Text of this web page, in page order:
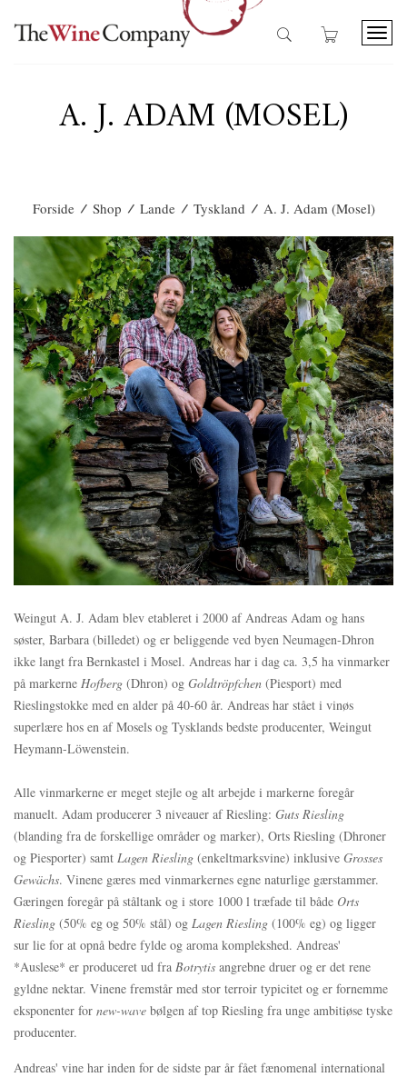
T
a
t
i
o
n
A. J. ADAM (MOSEL)
Forside / Shop / Lande / Tyskland / A. J. Adam (Mosel)
Weingut A. J. Adam blev etableret i 2000 af Andreas Adam og hans
søster, Barbara (billedet) og er beliggende ved byen Neumagen-Dhron
ikke langt fra Bernkastel i Mosel. Andreas har i dag ca. 3,5 ha vinmarker
på markerne Hofberg (Dhron) og Goldtröpfchen (Piesport) med
Rieslingstokke med en alder på 40-60 år. Andreas har stået i vinøs
superlære hos en af Mosels og Tysklands bedste producenter, Weingut
Heymann-Löwenstein.
Alle vinmarkerne er meget stejle og alt arbejde i markerne foregår
manuelt. Adam producerer 3 niveauer af Riesling: Guts Riesling
(blanding fra de forskellige områder og marker), Orts Riesling (Dhroner
og Piesporter) samt Lagen Riesling (enkeltmarksvine) inklusive Grosses
Gewächs. Vinene gæres med vinmarkernes egne naturlige gærstammer.
Gæringen foregår på ståltank og i store 1000 l træfade til både Orts
Riesling (50% eg og 50% stål) og Lagen Riesling (100% eg) og ligger
sur lie for at opnå bedre fylde og aroma komplekshed. Andreas'
*Auslese* er produceret ud fra Botrytis angrebne druer og er det rene
gyldne nektar. Vinene fremstår med stor terroir typicitet og er fornemme
eksponenter for new-wave bølgen af top Riesling fra unge ambitiøse tyske
producenter.
Andreas' vine har inden for de sidste par år fået fænomenal international